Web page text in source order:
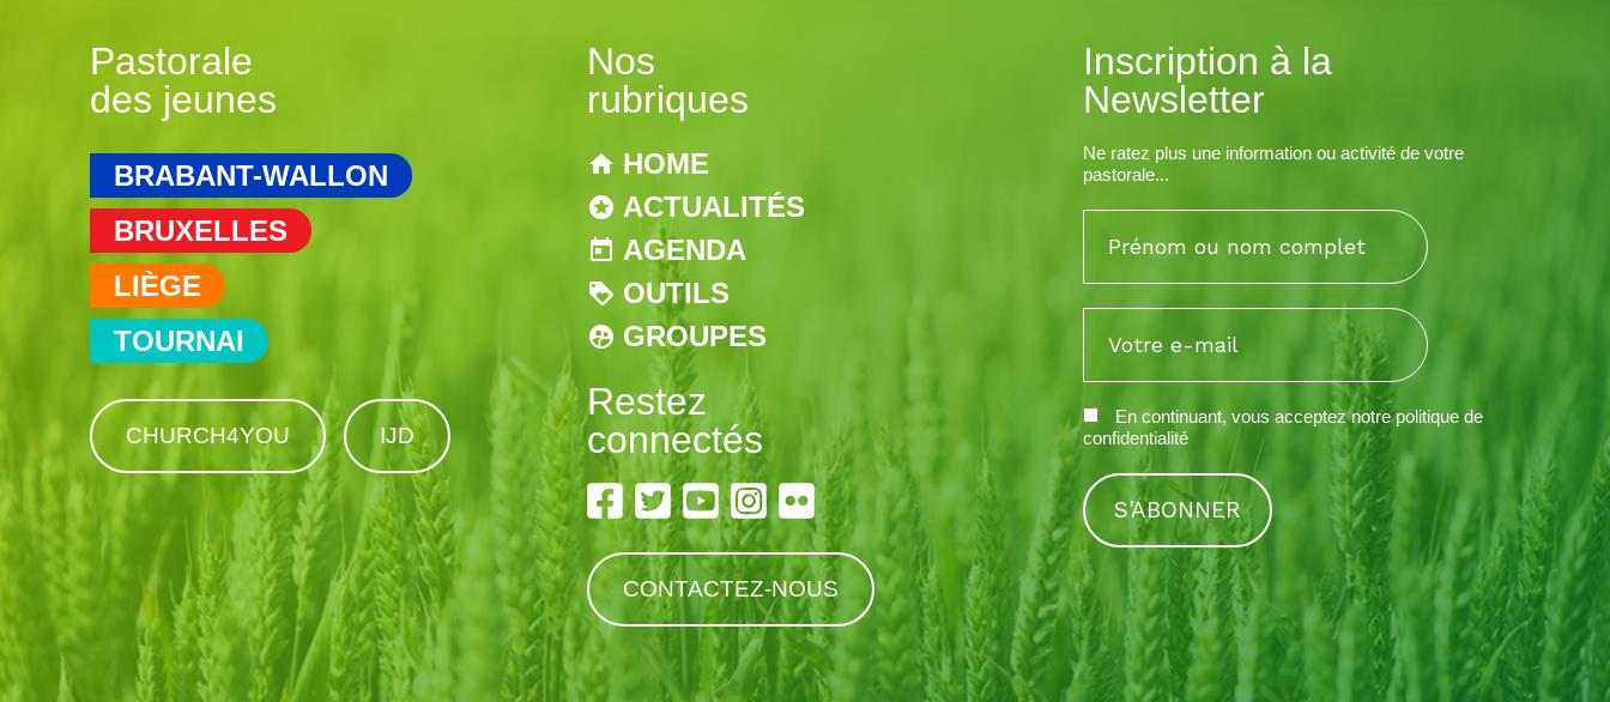
Pastorale
des jeunes
BRABANT-WALLON
BRUXELLES
LIÈGE
TOURNAI
CHURCH4YOU IJD
Nos
rubriques
HOME
ACTUALITÉS
AGENDA
OUTILS
GROUPES
Restez
connectés
CONTACTEZ-NOUS
Inscription à la
Newsletter
Ne ratez plus une information ou activité de votre
pastorale...
En continuant, vous acceptez notrepolitique de
confidentialité